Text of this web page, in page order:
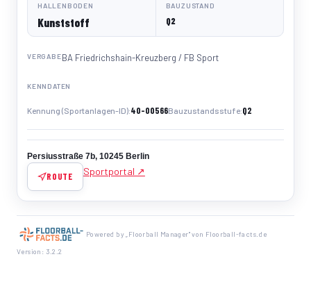
HALLENBODEN
Kunststoff
BAUZUSTAND
Q2
VERGABEBA Friedrichshain-Kreuzberg / FB Sport
KENNDATEN
Kennung (Sportanlagen-ID) 40-00566Bauzustandsstufe Q2
Persiusstraße 7b, 10245 Berlin
ROUTE Sportportal ↗
Powered by „Floorball Manager" von Floorball-facts.de
Version: 3.2.2